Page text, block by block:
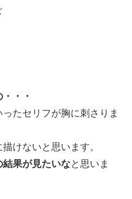
・・
たセリフが胸に刺さりま
けないと思います。
果が見たいなと思いま